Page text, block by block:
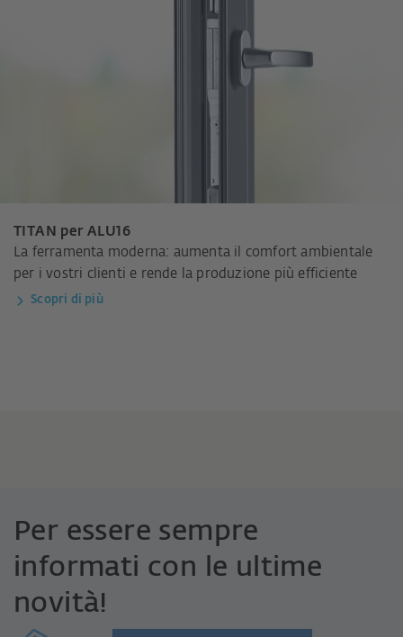
TITAN per ALU16
La ferramenta moderna: aumenta il comfort ambientale
per i vostri clienti e rende la produzione più efficiente
Scopri di più
Per essere sempre
informati con le ultime
novità!